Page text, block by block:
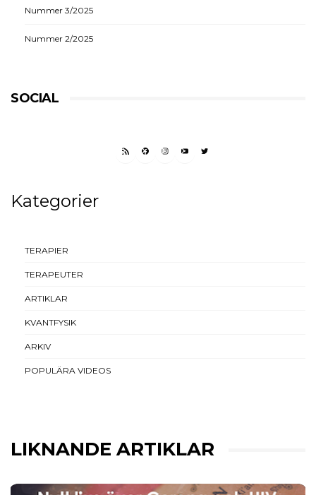
Nummer 3/2025
Nummer 2/2025
SOCIAL
RSS FEEDFACEBOOK
INSTAGRAM
YOUTUBETWITTER
Kategorier
TERAPIER
TERAPEUTER
ARTIKLAR
KVANTFYSIK
ARKIV
POPULÄRA VIDEOS
LIKNANDE ARTIKLAR